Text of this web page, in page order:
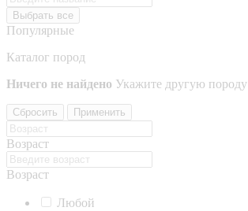
Выбрать все
Популярные
Каталог пород
Ничего не найдено Укажите другую породу
Сбросить Применить
Возраст
Возраст
Любой